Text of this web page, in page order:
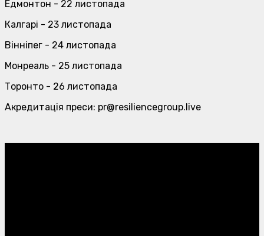
Едмонтон - 22 листопада
Калгарі - 23 листопада
Вінніпег - 24 листопада
Монреаль - 25 листопада
Торонто - 26 листопада
Акредитація преси: pr@resiliencegroup.live